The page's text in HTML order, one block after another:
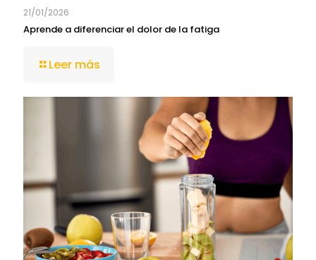
21/01/2026
Aprende a diferenciar el dolor de la fatiga
Leer más